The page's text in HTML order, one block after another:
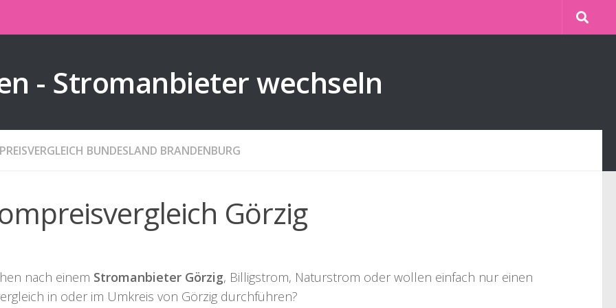
- Stromanbieter wechseln
BUNDESLAND BRANDENBURG
Görzig
nach einem Stromanbieter Görzig, Billigstrom, Naturstrom oder wollen einfach nur einen
in oder im Umkreis von Görzig durchführen?